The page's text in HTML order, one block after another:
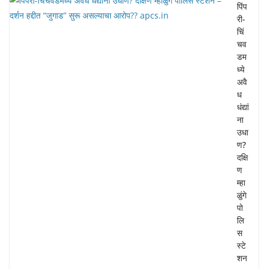
पिंप
री-
चिं
चव
डम
ध्ये
अवै
ध
धंद्यां
ना
उधा
ण?
दक्षि
ण
म्हा
ळुंगे
पो
लि
स
स्टे
शन